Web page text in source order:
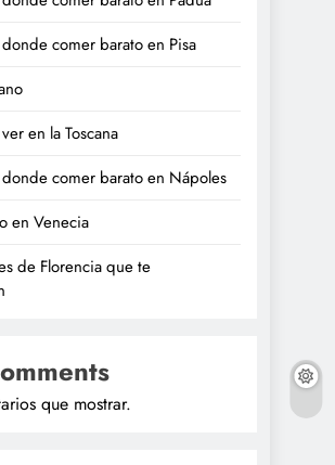
donde comer barato en Pisa
en la Toscana
donde comer barato en Nápoles
en Venecia
de Florencia que te
que mostrar.